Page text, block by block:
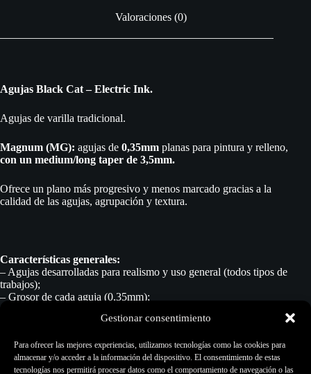
Gestionar consentimiento
Para ofrecer las mejores experiencias, utilizamos tecnologías como las cookies para
almacenar y/o acceder a la información del dispositivo. El consentimiento de estas
tecnologías nos permitirá procesar datos como el comportamiento de navegación o las
Valoraciones (0)
Agujas Black Cat – Electric Ink.
Agujas de varilla tradicional.
Magnum (MG): agujas de 0,35mm planas para pintura y relleno,
con un medium/long taper de 3,5mm.
Ofrece un plano más progresivo y menos marcado gracias a la
calidad de las agujas, agrupación y textura.
Características generales:
– Agujas desarrolladas para realismo y uso general (todos tipos de
trabajos);
– Grosor de cada aguja (0,35mm);
– Esterilización individual por óxido de etileno.
Configuraciones disponibles de agujas:
MG-05, MG-07, MG-09, MG-11, MG-13, MG-15, MG-23 y M-